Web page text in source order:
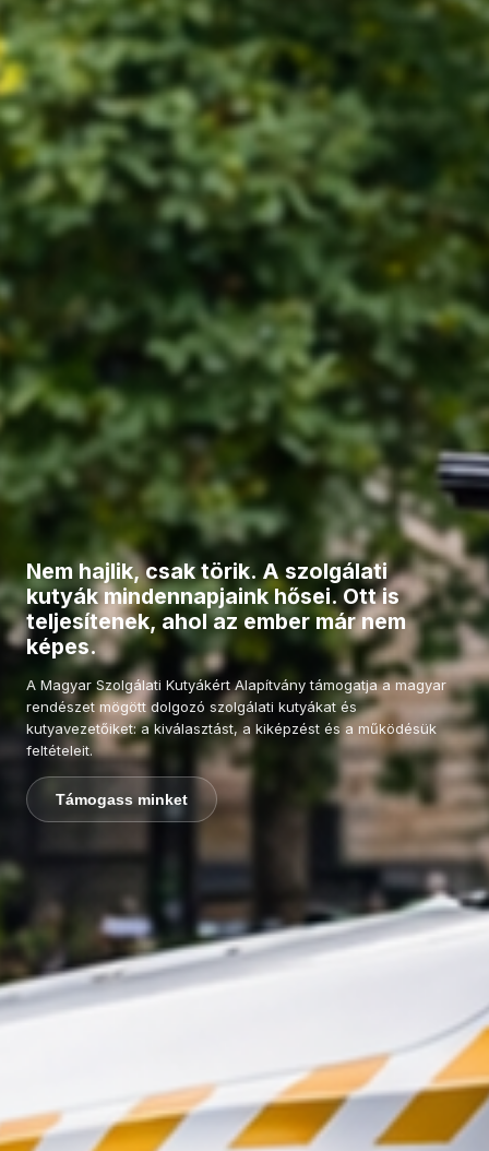
Nem hajlik, csak törik. A szolgálati
kutyák mindennapjaink hősei. Ott is
teljesítenek, ahol az ember már nem
képes.
A Magyar Szolgálati Kutyákért Alapítvány támogatja a magyar
rendészet mögött dolgozó szolgálati kutyákat és
kutyavezetőiket: a kiválasztást, a kiképzést és a működésük
feltételeit.
Támogass minket